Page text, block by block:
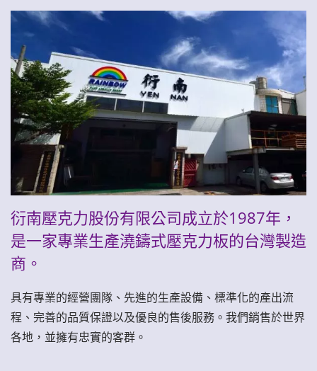
衍南壓克力股份有限公司成立於1987年，
是一家專業生產澆鑄式壓克力板的台灣製造
商。
具有專業的經營團隊、先進的生產設備、標準化的產出流
程、完善的品質保證以及優良的售後服務。我們銷售於世界
各地，並擁有忠實的客群。